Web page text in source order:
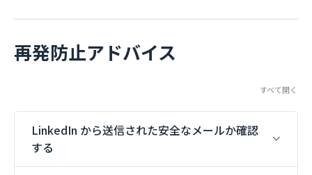
再発防止アドバイス
すべて開く
LinkedIn から送信された安全なメールか確認
する